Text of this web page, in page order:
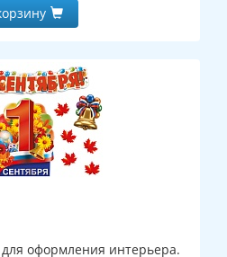
оформления интерьера.